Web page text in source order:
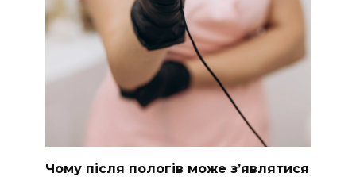
Чому після пологів може з’являтися